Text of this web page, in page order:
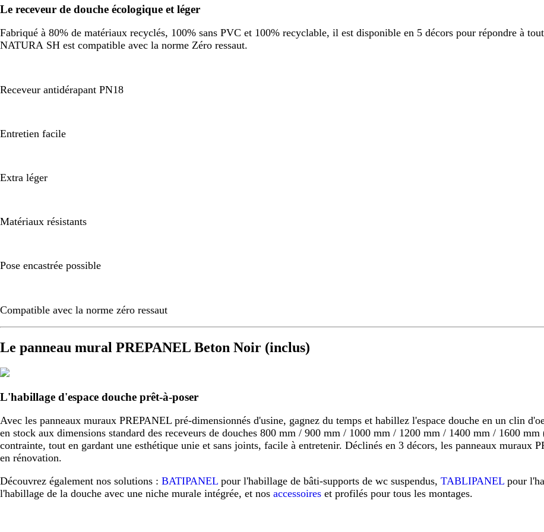
Le receveur de douche écologique et léger
Fabriqué à 80% de matériaux recyclés, 100% sans PVC et 100% recyclable, il est disponible en 5 décors pour répondre à
NATURA SH est compatible avec la norme Zéro ressaut.
Receveur antidérapant PN18
Entretien facile
Extra léger
Matériaux résistants
Pose encastrée possible
Compatible avec la norme zéro ressaut
Le panneau mural PREPANEL Beton Noir (inclus)
L'habillage d'espace douche prêt-à-poser
Avec les panneaux muraux PREPANEL pré-dimensionnés d'usine, gagnez du temps et habillez l'espace douche en un clin
en stock aux dimensions standard des receveurs de douches 800 mm / 900 mm / 1000 mm / 1200 mm / 1400 mm / 1600
contrainte, tout en gardant une esthétique unie et sans joints, facile à entretenir. Déclinés en 3 décors, les panneaux muraux
en rénovation.
Découvrez également nos solutions : BATIPANEL pour l'habillage de bâti-supports de wc suspendus, TABLIPANEL pour
l'habillage de la douche avec une niche murale intégrée, et nos accessoires et profilés pour tous les montages.